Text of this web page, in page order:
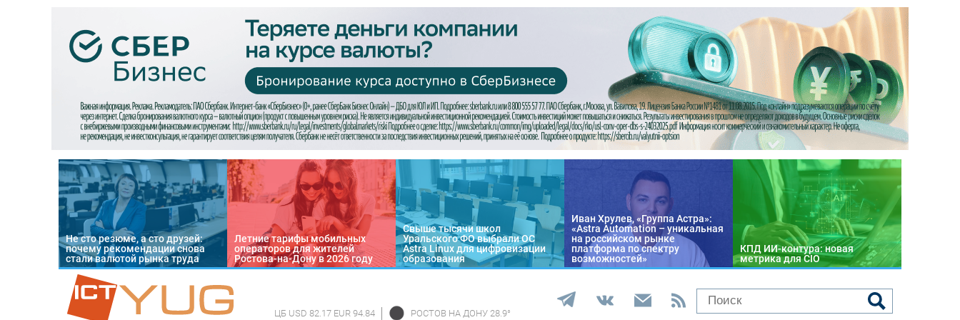
Не сто резюме, а сто друзей:
почему рекомендации снова
стали валютой рынка труда
Летние тарифы мобильных
операторов для жителей
Ростова-на-Дону в 2026 году
Свыше тысячи школ
Уральского ФО выбрали ОС
Astra Linux для цифровизации
образования
Иван Хрулев, «Группа Астра»:
«Astra Automation – уникальная
на российском рынке
платформа по спектру
возможностей»
КПД ИИ-контура: новая
метрика для CIO
ЦБ USD 82.17 EUR 94.84 РОСТОВ НА ДОНУ 28.9°